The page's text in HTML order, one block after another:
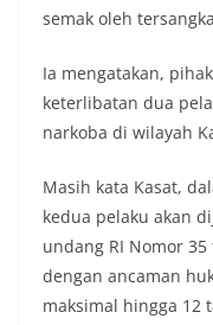
semak oleh
Ia mengatakan,
keterlibatan dua
narkoba di wilayah
Masih kata Kasat,
kedua pelaku akan
undang RI Nomor
dengan ancaman
maksimal hingga 12